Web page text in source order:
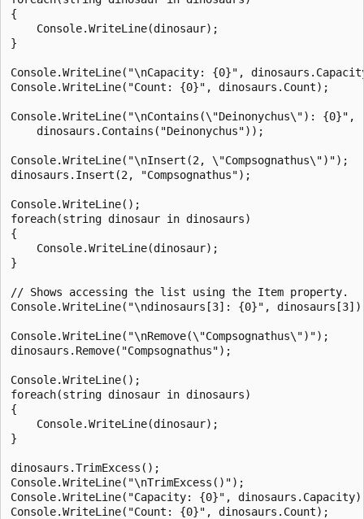
{
    Console.WriteLine(dinosaur);
}
Console.WriteLine("\nCapacity: {0}",
Console.WriteLine("Count: {0}", dinosaurs.Count);
Console.WriteLine("\nContains(\"Deinonychus\"): {0}",
    dinosaurs.Contains("Deinonychus"));
Console.WriteLine("\nInsert(2, \"Compsognathus\")");
dinosaurs.Insert(2, "Compsognathus");
Console.WriteLine();
foreach(string dinosaur in dinosaurs)
{
    Console.WriteLine(dinosaur);
}
// Shows accessing the list using the Item property.
Console.WriteLine("\ndinosaurs[3]: {0}",
Console.WriteLine("\nRemove(\"Compsognathus\")");
dinosaurs.Remove("Compsognathus");
Console.WriteLine();
foreach(string dinosaur in dinosaurs)
{
    Console.WriteLine(dinosaur);
}
dinosaurs.TrimExcess();
Console.WriteLine("\nTrimExcess()");
Console.WriteLine("Capacity: {0}",
Console.WriteLine("Count: {0}", dinosaurs.Count);